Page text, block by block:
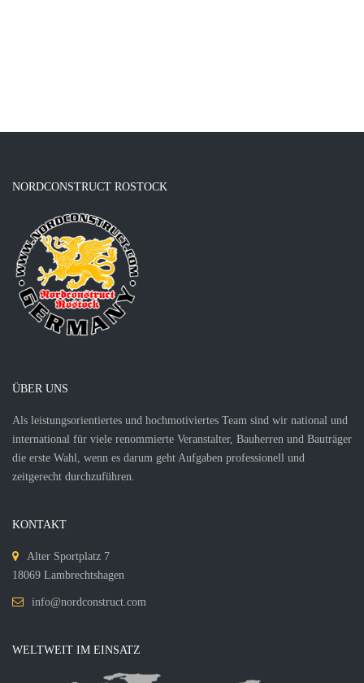
NORDCONSTRUCT ROSTOCK
ÜBER UNS
Als leistungsorientiertes und hochmotiviertes Team sind wir national und
international für viele renommierte Veranstalter, Bauherren und Bauträger
die erste Wahl, wenn es darum geht Aufgaben professionell und
zeitgerecht durchzuführen.
KONTAKT
Alter Sportplatz 7
18069 Lambrechtshagen
info@nordconstruct.com
WELTWEIT IM EINSATZ